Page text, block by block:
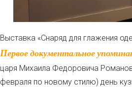
Выставка «Снаряд для глажения
Первое документальное упоминание об утюге в России найдено в книге расходов двора
царя Михаила Федоровича
февраля по новому стилю) день